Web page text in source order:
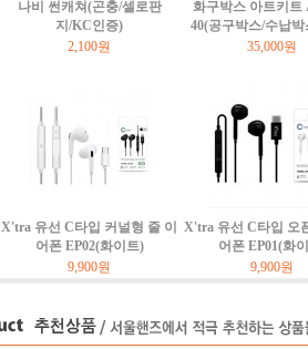
나비 썬캐쳐(곤충/셀로판
지/KC인증)
2,100원
화구박스 아트키
40(공구박스/수납
35,000원
X'tra 유선 C타입 커널형 줄 이
어폰 EP02(화이트)
9,900원
X'tra 유선 C타입 오
어폰 EP01(화
9,900원